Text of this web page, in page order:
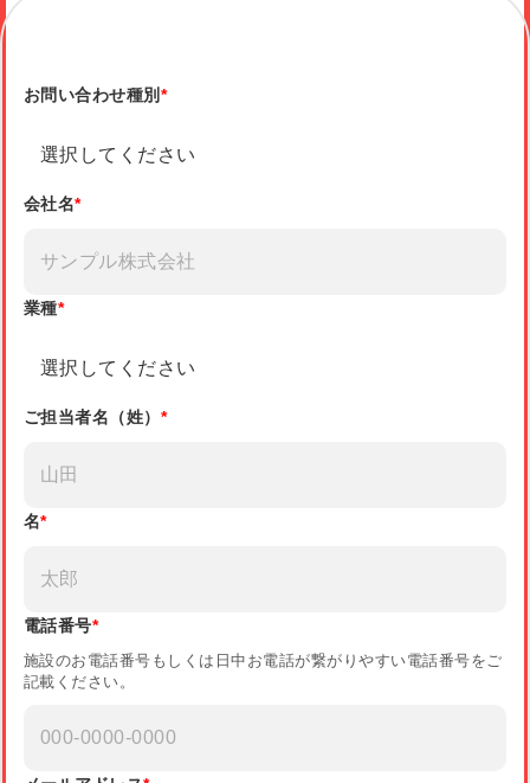
お問い合わせ種別 *
会社名*
業種*
ご担当者名（姓） *
名*
電話番号*
施設のお電話番号もしくは日中お電話が繋がりやすい電話番号をご
記載ください。